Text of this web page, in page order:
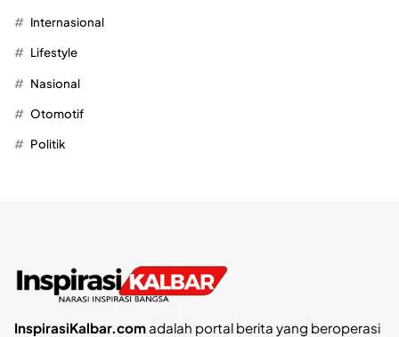
Internasional
Lifestyle
Nasional
Otomotif
Politik
InspirasiKalbar.comadalah portal berita yang beroperasi